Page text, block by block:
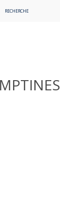
RECHERCHE